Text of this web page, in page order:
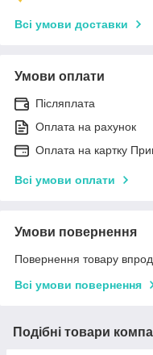
Всі умови доставки
Умови оплати
Післяплата
Оплата на рахунок
Оплата на картку
Всі умови оплати
Умови повернення
Повернення товару
Всі умови повернення
Подібні товари